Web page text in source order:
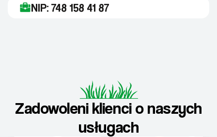
NIP: 748 158 41 87
Zadowoleni klienci o naszych
usługach